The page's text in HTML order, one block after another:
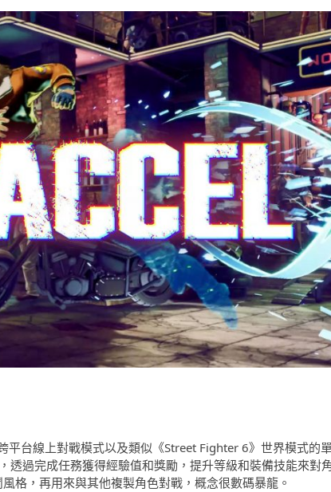
台線上對戰模式以及類似《Street Fighter 6》世界模式的
透過完成任務獲得經驗值和獎勵，提升等級和裝備技能來對角
格，再用來與其他複製角色對戰，概念很數碼暴龍。